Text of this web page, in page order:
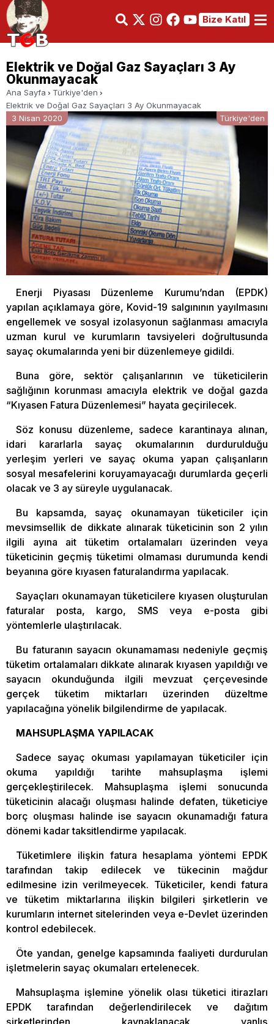
Bize Katıl
Elektrik ve Doğal Gaz Sayaçları 3 Ay
Okunmayacak
Ana Sayfa
Türkiye'den
Elektrik ve Doğal Gaz Sayaçları 3 Ay Okunmayacak
3 Nisan 2020
Türkiye'den
Enerji Piyasası Düzenleme Kurumu’ndan (EPDK)
yapılan açıklamaya göre, Kovid-19 salgınının yayılmasını
engellemek ve sosyal izolasyonun sağlanması amacıyla
uzman kurul ve kurumların tavsiyeleri doğrultusunda
sayaç okumalarında yeni bir düzenlemeye gidildi.
Buna göre, sektör çalışanlarının ve tüketicilerin
sağlığının korunması amacıyla elektrik ve doğal gazda
“Kıyasen Fatura Düzenlemesi” hayata geçirilecek.
Söz konusu düzenleme, sadece karantinaya alınan,
idari kararlarla sayaç okumalarının durdurulduğu
yerleşim yerleri ve sayaç okuma yapan çalışanların
sosyal mesafelerini koruyamayacağı durumlarda geçerli
olacak ve 3 ay süreyle uygulanacak.
Bu kapsamda, sayaç okunamayan tüketiciler için
mevsimsellik de dikkate alınarak tüketicinin son 2 yılın
ilgili ayına ait tüketim ortalamaları üzerinden veya
tüketicinin geçmiş tüketimi olmaması durumunda kendi
beyanına göre kıyasen faturalandırma yapılacak.
Sayaçları okunamayan tüketicilere kıyasen oluşturulan
faturalar posta, kargo, SMS veya e-posta gibi
yöntemlerle ulaştırılacak.
Bu faturanın sayacın okunamaması nedeniyle geçmiş
tüketim ortalamaları dikkate alınarak kıyasen yapıldığı ve
sayacın okunduğunda ilgili mevzuat çerçevesinde
gerçek tüketim miktarları üzerinden düzeltme
yapılacağına yönelik bilgilendirme de yapılacak.
MAHSUPLAŞMA YAPILACAK
Sadece sayaç okuması yapılamayan tüketiciler için
okuma yapıldığı tarihte mahsuplaşma işlemi
gerçekleştirilecek. Mahsuplaşma işlemi sonucunda
tüketicinin alacağı oluşması halinde defaten, tüketiciye
borç oluşması halinde ise sayacın okunamadığı fatura
dönemi kadar taksitlendirme yapılacak.
Tüketimlere ilişkin fatura hesaplama yöntemi EPDK
tarafından takip edilecek ve tükecinin mağdur
edilmesine izin verilmeyecek. Tüketiciler, kendi fatura
ve tüketim miktarlarına ilişkin bilgileri şirketlerin ve
kurumların internet sitelerinden veya e-Devlet üzerinden
kontrol edebilecek.
Öte yandan, genelge kapsamında faaliyeti durdurulan
işletmelerin sayaç okumaları ertelenecek.
Mahsuplaşma işlemine yönelik olası tüketici itirazları
EPDK tarafından değerlendirilecek ve dağıtım
şirketlerinden kaynaklanacak yanlış